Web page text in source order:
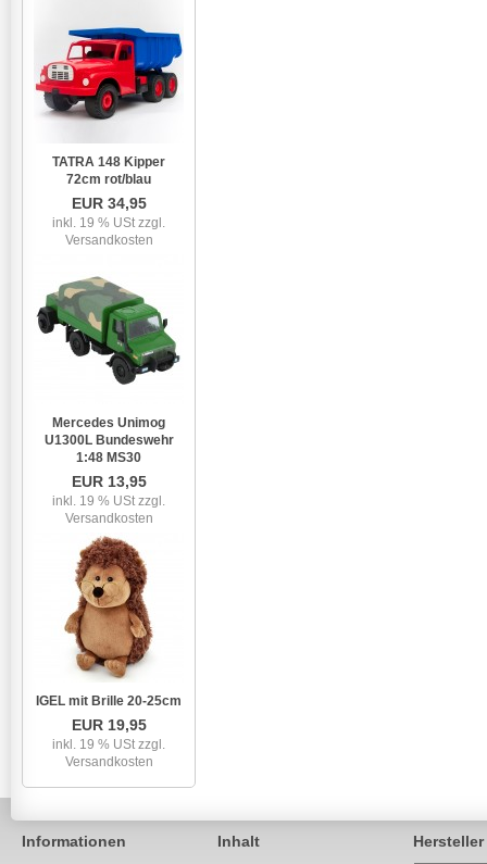
TATRA 148 Kipper
72cm rot/blau
EUR 34,95
inkl. 19 % USt zzgl.
Versandkosten
Mercedes Unimog
U1300L Bundeswehr
1:48 MS30
EUR 13,95
inkl. 19 % USt zzgl.
Versandkosten
IGEL mit Brille 20-25cm
EUR 19,95
inkl. 19 % USt zzgl.
Versandkosten
Informationen Inhalt Hersteller